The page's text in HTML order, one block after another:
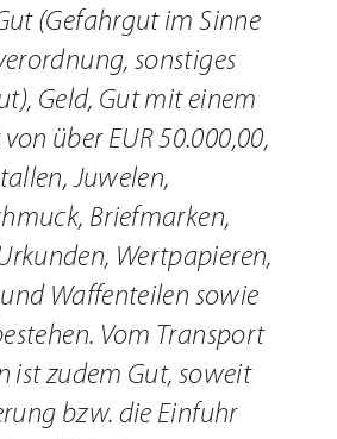
(Gefahrgut im Sinne
sonstiges
Geld, Gut mit einem
über EUR 50.000,00,
Juwelen,
Briefmarken,
Wertpapieren,
Waffenteilen sowie
Vom Transport
ist zudem Gut, soweit
bzw. die Einfuhr